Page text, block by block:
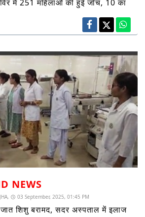
में 251 महिलाओं की हुई जाँच, 10 का
NEWS
03 September, 2025, 01:45 PM
शिशु बरामद, सदर अस्पताल में इलाज